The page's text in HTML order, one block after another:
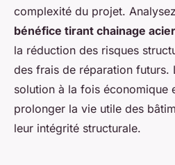
complexité du projet.
bénéfice tirant chainage acier
la réduction des risques
des frais de réparation futurs.
solution à la fois économique
prolonger la vie utile des
leur intégrité structurale.